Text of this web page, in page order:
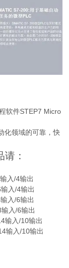
软件STEP7 Micro
化领域的可靠，快
：
入/4输出
入/4输出
入/6输出
入/6输出
输入/10输出
输入/10输出